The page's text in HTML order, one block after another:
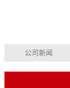
公司新闻